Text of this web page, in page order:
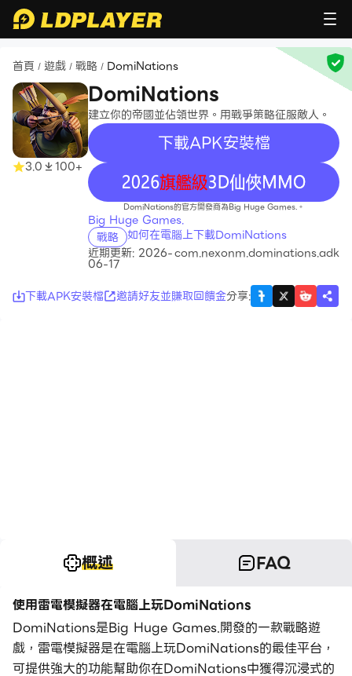
首頁 / 遊戲 / 戰略 / DomiNations
3.0 100+
DomiNations
建立你的帝國並佔領世界。用戰爭策略征服敵人。
下載APK安裝檔
recommend
DomiNations的官方開發商為Big Huge Games.。
Big Huge Games.
戰略 如何在電腦上下載DomiNations
近期更新: 2026-
06-17
com.nexonm.dominations.adk
下載APK安裝檔 邀請好友並賺取回饋金分享:
概述 FAQ
使用雷電模擬器在電腦上玩DomiNations
DomiNations是Big Huge Games.開發的一款戰略遊
戲，雷電模擬器是在電腦上玩DomiNations的最佳平台，
可提供強大的功能幫助你在DomiNations中獲得沉浸式的